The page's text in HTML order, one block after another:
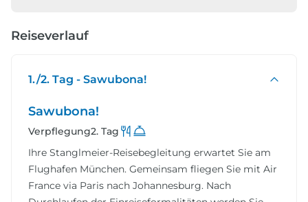
Reiseverlauf
1./2. Tag - Sawubona!
Sawubona!
Verpflegung2. Tag
Ihre Stanglmeier-Reisebegleitung erwartet Sie am
Flughafen München. Gemeinsam fliegen Sie mit Air
France via Paris nach Johannesburg. Nach